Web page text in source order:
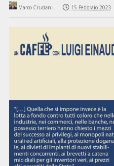
Marco Cruciani 15 Febbraio 2023